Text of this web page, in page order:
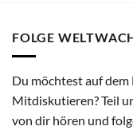
FOLGE
Du möchtest auf dem
Mitdiskutieren? Teil
von dir hören und